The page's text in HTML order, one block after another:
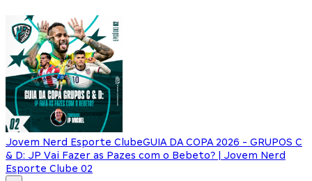
Jovem Nerd Esporte ClubeGUIA DA COPA 2026 - GRUPOS C
& D: JP Vai Fazer as Pazes com o Bebeto? | Jovem Nerd
Esporte Clube 02